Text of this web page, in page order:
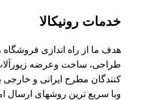
خدمات رونیکالا
هدف ما از راه اندازی فروشگاه
طراحی، ساخت وعرضه زیورآلات
کنندگان مطرح ایرانی و
وبا سریع ترین روشهای ارسال